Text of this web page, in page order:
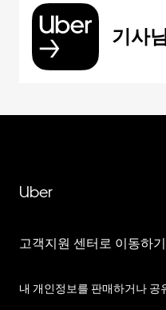
기사
Uber
고객지원 센터로 이동하기
내 개인정보를 판매하거나 공